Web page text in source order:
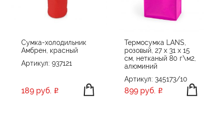
Сумка-холодильник
Амбрен, красный
Артикул: 937121
189 руб.
Термосумка LANS,
розовый, 27 x 31 x 15
см, нетканый 80 г\м2,
алюминий
Артикул: 345173/10
899 руб.